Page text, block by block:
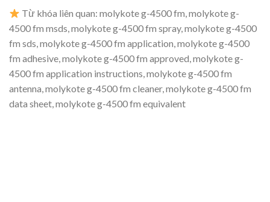
Từ khóa liên quan: molykote g-4500 fm, molykote g-
4500 fm msds, molykote g-4500 fm spray, molykote g-4500
fm sds, molykote g-4500 fm application, molykote g-4500
fm adhesive, molykote g-4500 fm approved, molykote g-
4500 fm application instructions, molykote g-4500 fm
antenna, molykote g-4500 fm cleaner, molykote g-4500 fm
data sheet, molykote g-4500 fm equivalent